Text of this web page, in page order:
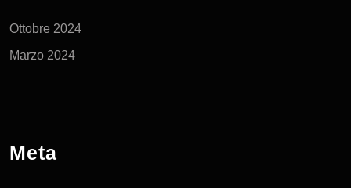
Ottobre 2024
Marzo 2024
Meta